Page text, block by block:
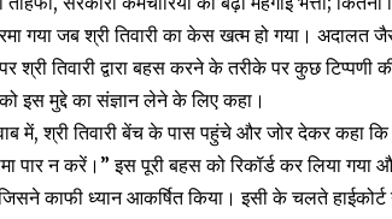
गया जब श्री तिवारी का केस खत्म हो गया।
पर श्री तिवारी द्वारा बहस करने के तरीके पर कुछ
इस मुद्दे का संज्ञान लेने के लिए कहा।
में, श्री तिवारी बेंच के पास पहुंचे और जोर देकर कहा
पार न करें।” इस पूरी बहस को रिकॉर्ड कर लिया गया
जिसने काफी ध्यान आकर्षित किया। इसी के चलते